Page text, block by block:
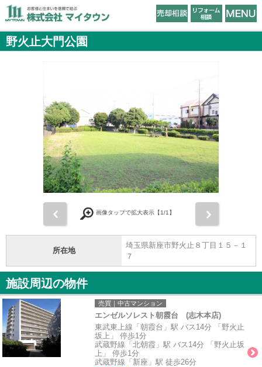
野火止大門公園
画像タップで拡大表示【1/1】
所在地
埼玉県新座市野火止８丁目１５－１
７
施設周辺の物件
売買｜中古マンション
エンゼルソレスト朝霞台 (志木本店)
東武東上線「朝霞台」駅 バス14分 「野火止
坂上」 停歩1分
武蔵野線「北朝霞」駅 バス14分 「野火止坂
上」 停歩1分
武蔵野線「新座」駅 徒歩26分